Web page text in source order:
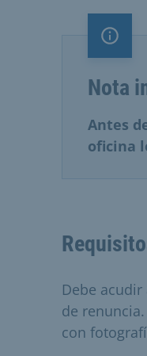
Nota
Nota
Antes
oficina
Debe
de
con